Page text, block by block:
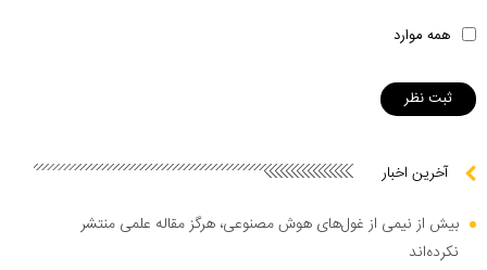
همه موارد
آخرین اخبار
بیش از نیمی از غول‌های هوش مصنوعی، هرگز مقاله علمی منتشر
نکرده‌اند